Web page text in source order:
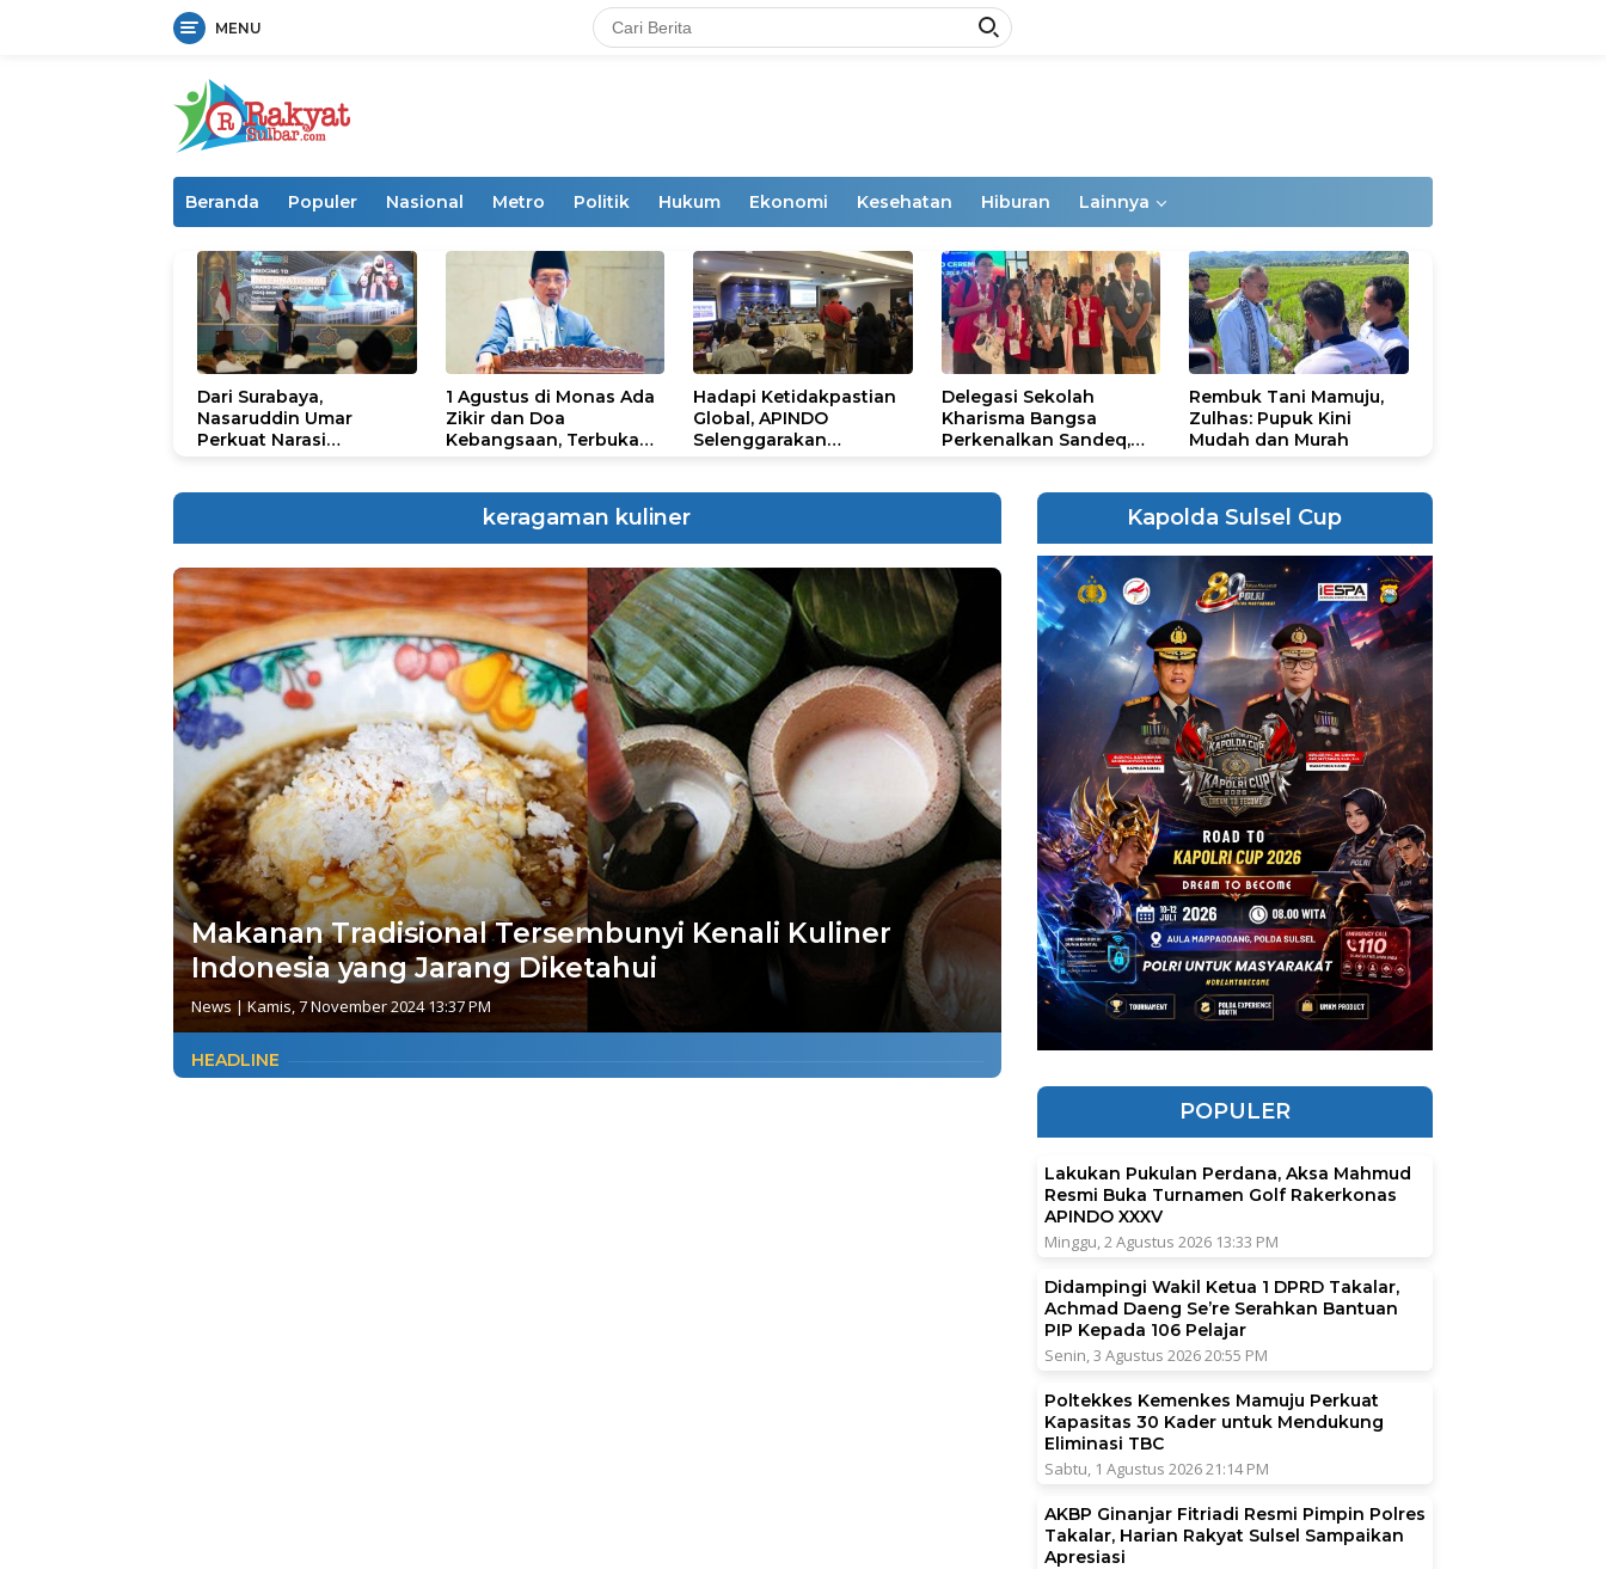
MENU
Beranda Populer Nasional Metro Politik Hukum Ekonomi Kesehatan Hiburan Lainnya
Dari Surabaya,
Nasaruddin Umar
Perkuat Narasi
1 Agustus di Monas Ada
Zikir dan Doa
Kebangsaan, Terbuka
Hadapi Ketidakpastian
Global, APINDO
Selenggarakan
Delegasi Sekolah
Kharisma Bangsa
Perkenalkan Sandeq,
STEAM Olympiad 2026
Rembuk Tani Mamuju,
Zulhas: Pupuk Kini
Mudah dan Murah
keragaman kuliner
Makanan Tradisional Tersembunyi Kenali Kuliner
Indonesia yang Jarang Diketahui
News | Kamis, 7 November 2024 13:37 PM
HEADLINE
Kapolda Sulsel Cup
POPULER
Lakukan Pukulan Perdana, Aksa Mahmud
Resmi Buka Turnamen Golf Rakerkonas
APINDO XXXV
Minggu, 2 Agustus 2026 13:33 PM
Didampingi Wakil Ketua 1 DPRD Takalar,
Achmad Daeng Se’re Serahkan Bantuan
PIP Kepada 106 Pelajar
Senin, 3 Agustus 2026 20:55 PM
Poltekkes Kemenkes Mamuju Perkuat
Kapasitas 30 Kader untuk Mendukung
Eliminasi TBC
Sabtu, 1 Agustus 2026 21:14 PM
AKBP Ginanjar Fitriadi Resmi Pimpin Polres
Takalar, Harian Rakyat Sulsel Sampaikan
Apresiasi